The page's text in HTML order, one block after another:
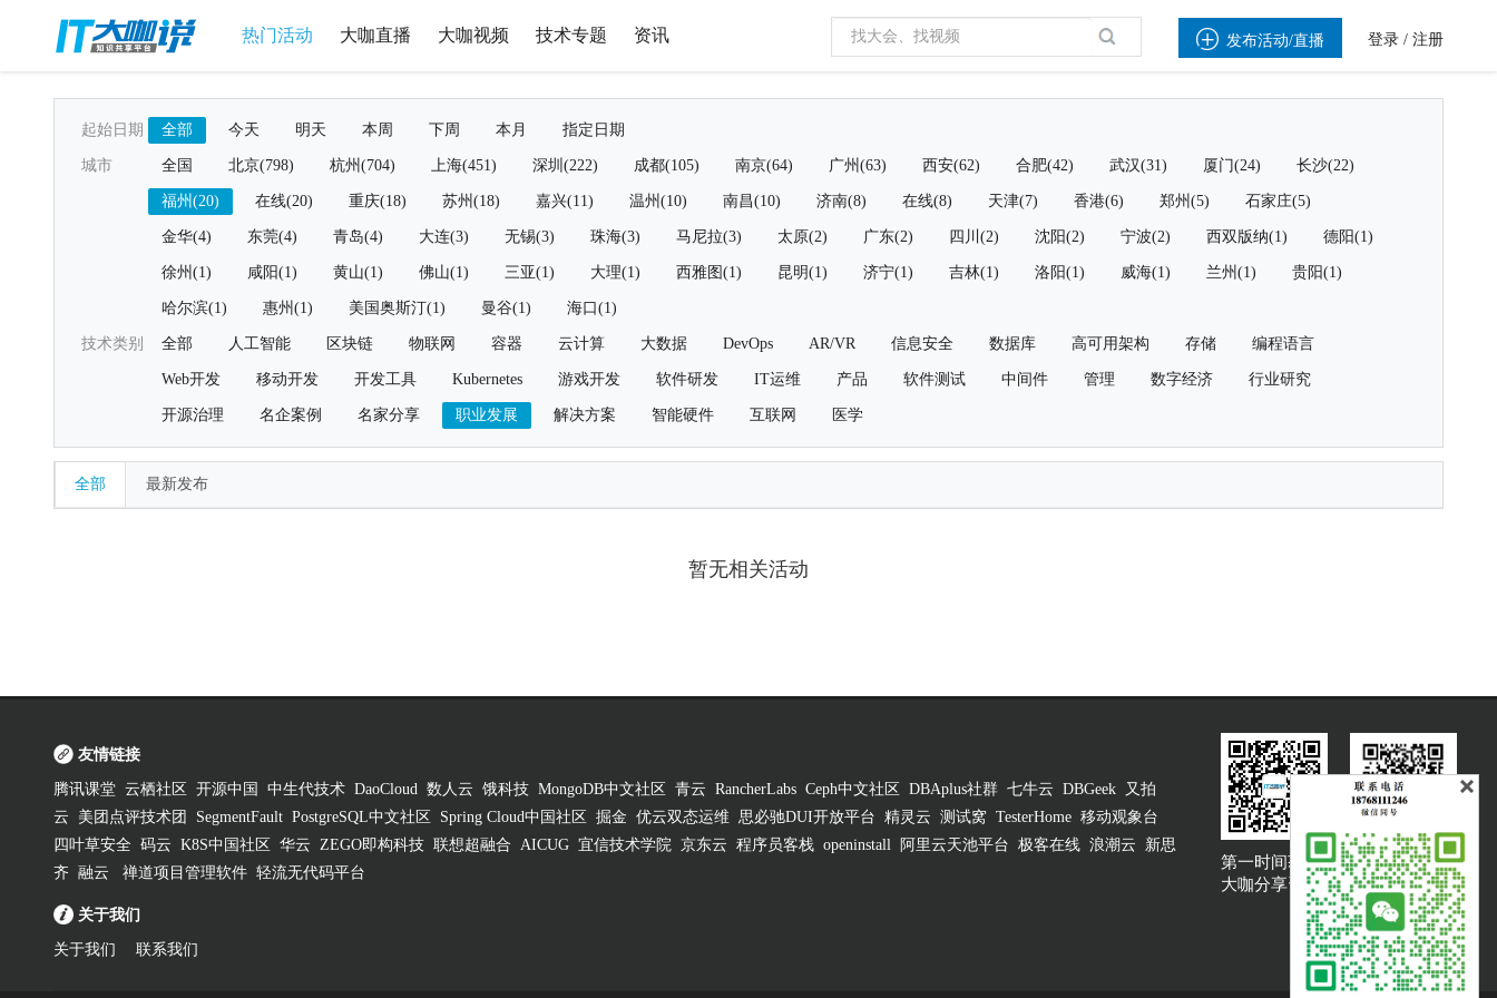
热门活动 大咖直播 大咖视频 技术专题 资讯  发布活动/直播 登录 / 注册
起始日期 全部 今天 明天 本周 下周 本月 指定日期
城市 全国 北京(798) 杭州(704) 上海(451) 深圳(222) 成都(105) 南京(64) 广州(63) 西安(62) 合肥(42) 武汉(31) 厦门(24) 长沙(22)
福州(20) 在线(20) 重庆(18) 苏州(18) 嘉兴(11) 温州(10) 南昌(10) 济南(8) 在线(8) 天津(7) 香港(6) 郑州(5) 石家庄(5)
金华(4) 东莞(4) 青岛(4) 大连(3) 无锡(3) 珠海(3) 马尼拉(3) 太原(2) 广东(2) 四川(2) 沈阳(2) 宁波(2) 西双版纳(1) 德阳(1)
徐州(1) 咸阳(1) 黄山(1) 佛山(1) 三亚(1) 大理(1) 西雅图(1) 昆明(1) 济宁(1) 吉林(1) 洛阳(1) 威海(1) 兰州(1) 贵阳(1)
哈尔滨(1) 惠州(1) 美国奥斯汀(1) 曼谷(1) 海口(1)
技术类别 全部 人工智能 区块链 物联网 容器 云计算 大数据 DevOps AR/VR 信息安全 数据库 高可用架构 存储 编程语言
Web开发 移动开发 开发工具 Kubernetes 游戏开发 软件研发 IT运维 产品 软件测试 中间件 管理 数字经济 行业研究
开源治理 名企案例 名家分享 职业发展 解决方案 智能硬件 互联网 医学
全部 最新发布
暂无相关活动
友情链接
腾讯课堂 云栖社区 开源中国 中生代技术 DaoCloud 数人云 饿科技 MongoDB中文社区 青云 RancherLabs Ceph中文社区 DBAplus社群 七牛云 DBGeek
又拍
云
美团点评技术团 SegmentFault PostgreSQL中文社区 Spring Cloud中国社区 掘金 优云双态运维 思必驰DUI开放平台 精灵云 测试窝 TesterHome 移动观象台
四叶草安全 码云 K8S中国社区 华云 ZEGO即构科技 联想超融合 AICUG 宜信技术学院 京东云 程序员客栈 openinstall 阿里云天池平台 极客在线 浪潮云
新思
齐 融云 禅道项目管理软件 轻流无代码平台
关于我们
关于我们 联系我们
第一时间获取
大咖分享资讯
大咖说吐槽客服